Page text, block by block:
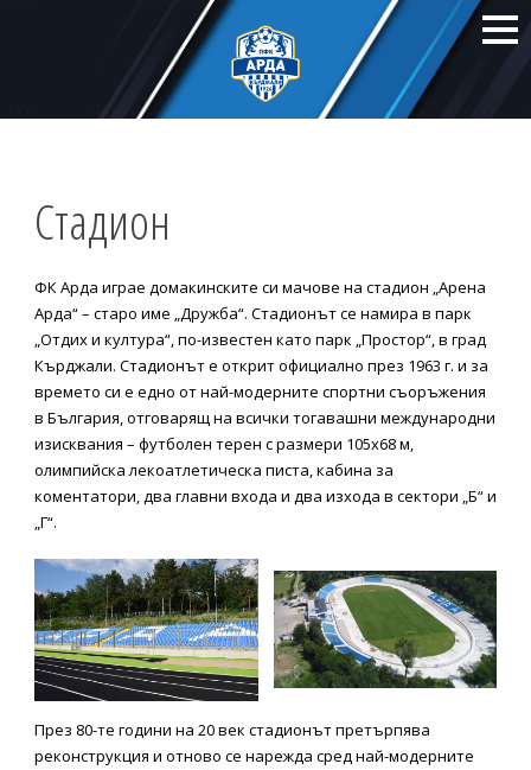
Стадион
ФК Арда играе домакинските си мачове на стадион „Арена
Арда“ – старо име „Дружба“. Стадионът се намира в парк
„Отдих и култура“, по-известен като парк „Простор“, в град
Кърджали. Стадионът е открит официално през 1963 г. и за
времето си е едно от най-модерните спортни съоръжения
в България, отговарящ на всички тогавашни международни
изисквания – футболен терен с размери 105х68 м,
олимпийска лекоатлетическа писта, кабина за
коментатори, два главни входа и два изхода в сектори „Б“ и
„Г“.
През 80-те години на 20 век стадионът претърпява
реконструкция и отново се нарежда сред най-модерните